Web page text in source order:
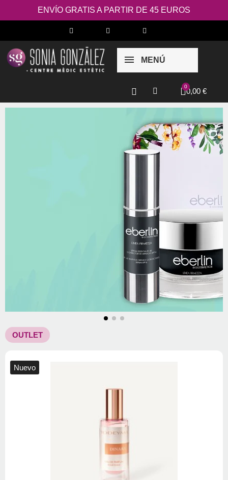
ENVÍO GRATIS A PARTIR DE 45 EUROS
MENÚ
0,00 €
OUTLET
Nuevo